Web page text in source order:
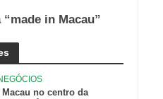
in Macau”
no centro da